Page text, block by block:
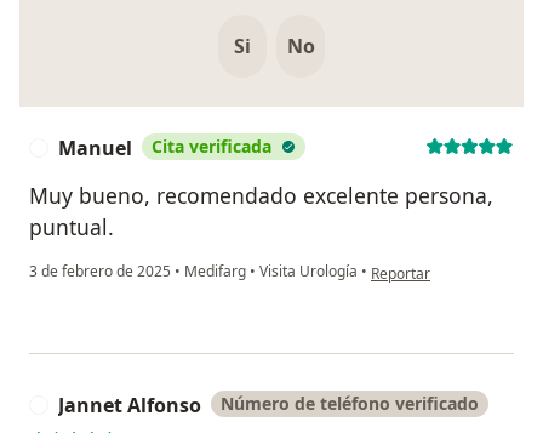
Si No
Manuel Cita verificada
Muy bueno, recomendado excelente persona,
puntual.
3 de febrero de 2025 • Medifarg • Visita Urología • en opinión del usuario
Reportar
Jannet Alfonso Número de teléfono verificado